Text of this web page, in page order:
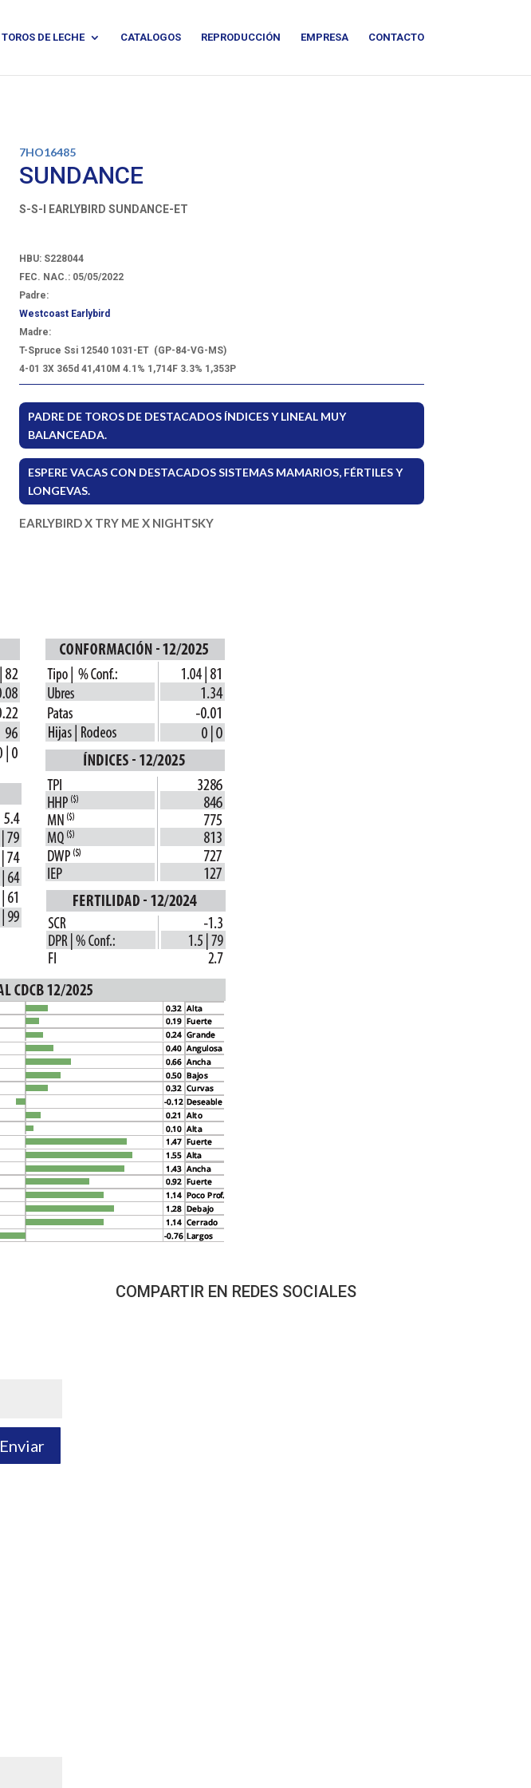
TOROS DE LECHE CATALOGOS REPRODUCCIÓN EMPRESA CONTACTO
7HO16485
SUNDANCE
S-S-I EARLYBIRD SUNDANCE-ET
HBU: S228044
FEC. NAC.: 05/05/2022
Padre:
Westcoast Earlybird
Madre:
T-Spruce Ssi 12540 1031-ET (GP-84-VG-MS)
4-01 3X 365d 41,410M 4.1% 1,714F 3.3% 1,353P
PADRE DE TOROS DE DESTACADOS ÍNDICES Y LINEAL MUY
BALANCEADA.
ESPERE VACAS CON DESTACADOS SISTEMAS MAMARIOS, FÉRTILES Y
LONGEVAS.
EARLYBIRD X TRY ME X NIGHTSKY
Enviar
COMPARTIR EN REDES SOCIALES